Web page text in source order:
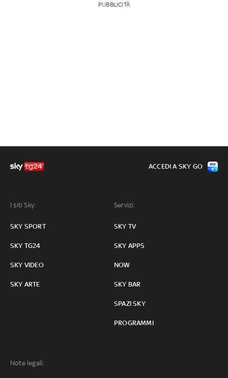
PUBBLICITÀ
I siti Sky:
SKY SPORT
SKY TG24
SKY VIDEO
SKY ARTE
Servizi:
SKY TV
SKY APPS
NOW
SKY BAR
SPAZI SKY
PROGRAMMI
Note legali:
ACCEDI A SKY GO